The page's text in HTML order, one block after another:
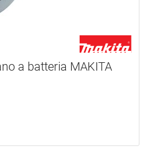
a batteria MAKITA